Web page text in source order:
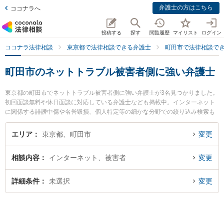
ココナラへ 弁護士の方はこちら
投稿する 探す 閲覧履歴 マイリスト ログイン
ココナラ法律相談 東京都で法律相談できる弁護士 町田市で法律相談で
町田市のネットトラブル被害者側に強い弁護士
東京都の町田市でネットトラブル被害者側に強い弁護士が3名見つかりました。
初回面談無料や休日面談に対応している弁護士なども掲載中。インターネット
に関係する誹謗中傷や名誉毀損、個人特定等の細かな分野での絞り込み検索も
でき便利です。特に永島法律事務所の永島 徹弁護士や松本・渡邉法律事務所の
渡邉 祐太弁護士、まちだ駒津法律事務所の小池 亜希子弁護士のプロフィール情
ットトラブル被害者側のトラブル解決の実績豊富な近くの弁護士を検索した
い』『初回相談無料でネットトラブル被害者側を法律相談できる町田市内の弁
護士に相談予約したい』などでお困りの相談者さんにおすすめです。
エリア 東京都、町田市 変更
相談内容 インターネット、被害者 変更
詳細条件 未選択 変更